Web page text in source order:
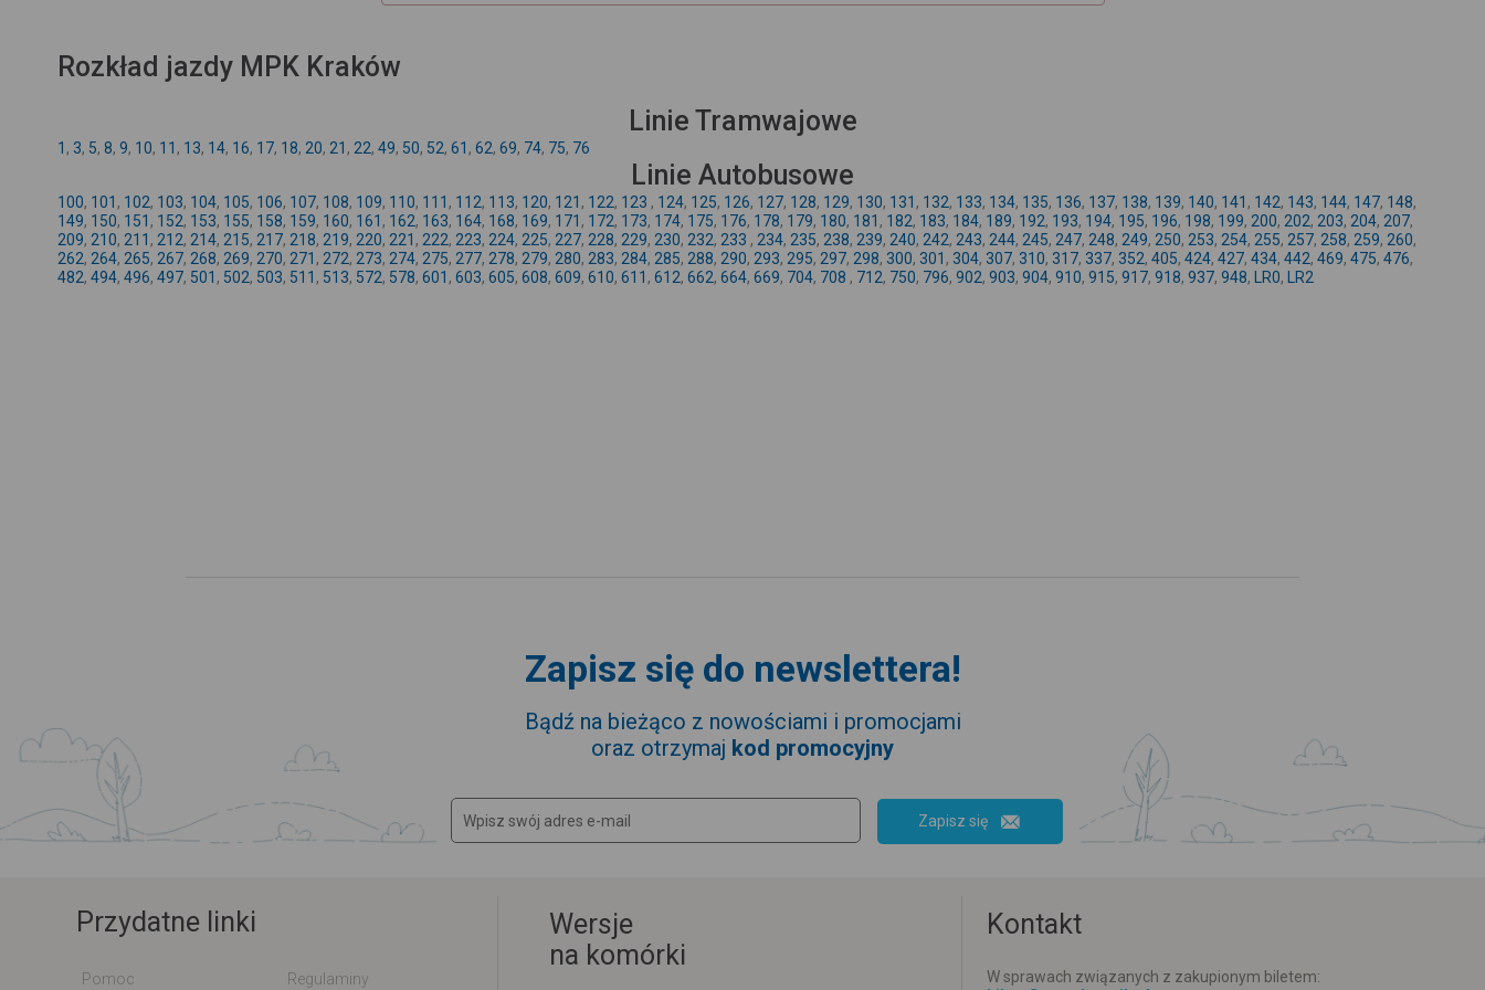
Rozkład jazdy MPK Kraków
Linie Tramwajowe
1 , 3, 5, 8, 9, 10, 11 , 13, 14, 16, 17, 18, 20, 21 , 22, 49, 50, 52, 61 , 62, 69, 74, 75, 76
Linie Autobusowe
100, 101 , 102, 103, 104, 105, 106, 107, 108, 109, 110, 111 , 112, 113, 120, 121 , 122, 123 , 124, 125, 126, 127, 128, 129, 130, 131 , 132, 133, 134, 135, 136, 137, 138, 139, 140, 141 , 142, 143, 144, 147, 148,
149, 150, 151 , 152, 153, 155, 158, 159, 160, 161 , 162, 163, 164, 168, 169, 171 , 172, 173, 174, 175, 176, 178, 179, 180, 181 , 182, 183, 184, 189, 192, 193, 194, 195, 196, 198, 199, 200, 202, 203, 204, 207,
209, 210, 211 , 212, 214, 215, 217, 218, 219, 220, 221 , 222, 223, 224, 225, 227, 228, 229, 230, 232, 233 , 234, 235, 238, 239, 240, 242, 243, 244, 245, 247, 248, 249, 250, 253, 254, 255, 257, 258, 259, 260,
262, 264, 265, 267, 268, 269, 270, 271 , 272, 273, 274, 275, 277, 278, 279, 280, 283, 284, 285, 288, 290, 293, 295, 297, 298, 300, 301 , 304, 307, 310, 317, 337, 352, 405, 424, 427, 434, 442, 469, 475, 476,
482, 494, 496, 497, 501 , 502, 503, 511 , 513, 572, 578, 601 , 603, 605, 608, 609, 610, 611 , 612, 662, 664, 669, 704, 708 , 712, 750, 796, 902, 903, 904, 910, 915, 917, 918, 937, 948, LR0, LR2
Zapisz się do newslettera!
Bądź na bieżąco z nowościami i promocjami
oraz otrzymaj kod promocyjny
Zapisz się
Przydatne linki
Pomoc Regulaminy
Wersje
na komórki
Kontakt
W sprawach związanych z zakupionym biletem: